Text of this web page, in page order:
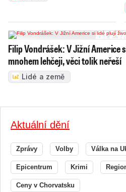
Filip Vondrášek: V Jižní Americe
mnohem lehčeji, věci tolik neřeší
Lidé a země
Aktuální dění
Zprávy Volby Válka na
Epicentrum Krimi
Ceny v Chorvatsku